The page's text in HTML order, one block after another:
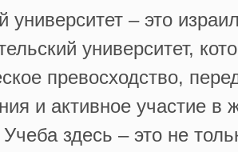
университет – это
университет,
превосходство,
и активное участие в
здесь – это не